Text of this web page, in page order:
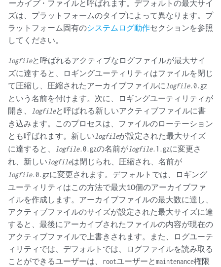
ーカイブ・ファイルと呼ばれます。デフォルトの最大サイ
ズは、プラットフォームのタイプによって異なります。プ
ラットフォーム固有のシステムログ動作セクションを参照
してください。
logfileと呼ばれるアクティブなログファイルが最大サイ
ズに達すると、ロギングユーティリティはファイルを閉じ
て圧縮し、圧縮されたアーカイブファイルに logfile.0.gz
という名前を付けます。次に、ロギングユーティリティが
開き、
logfileと呼ばれる新しいアクティブファイルに書
き込みます。このプロセスは、ファイルのローテーション
とも呼ばれます。新しい logfileが設定された最大サイズ
に達すると、
logfile.0.gzの名前がlogfile.1.gzに変更さ
れ、新しい logfileは閉じられ、圧縮され、 名前が
logfile.0.gzに変更されます。デフォルトでは、ロギング
ユーティリティはこの方法で最大10個のアーカイブファ
イルを作成します。アーカイブファイルの最大数に達し、
アクティブファイルのサイズが設定された最大サイズに達
すると、最後にアーカイブされたファイルの内容が現在の
アクティブファイルで上書きされます。また、ログユーテ
ィリティでは、デフォルトでは、ログファイルを読み取る
ことができるユーザーは、
rootユーザーとmaintenance権限